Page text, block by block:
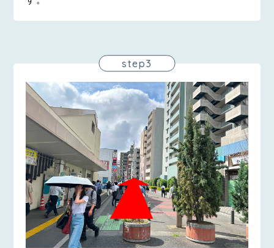
step3